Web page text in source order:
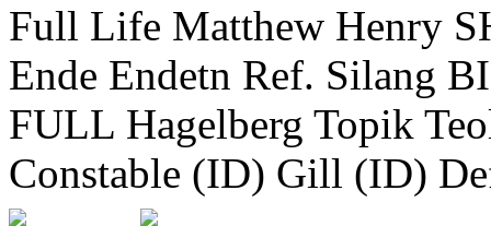
Full Life Matthew Henry
Ende Endetn Ref. Silang
FULL Hagelberg Topik
Constable (ID) Gill (ID)